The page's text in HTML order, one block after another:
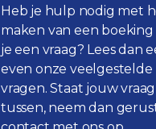
Heb je hulp nodig met
maken van een
je een vraag? Lees dan
even onzeveelgestelde
vragen. Staat jouw
tussen, neem dan